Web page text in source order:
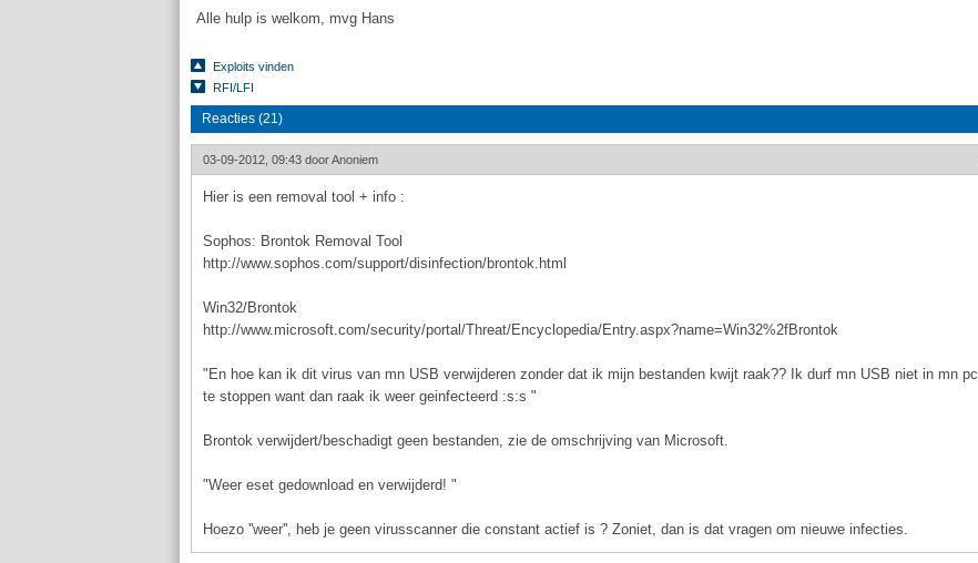
Alle hulp is welkom, mvg Hans
Exploits vinden
RFI/LFI
Reacties (21)
03-09-2012, 09:43 doorAnoniem
Hier is een removal tool + info :
Sophos: Brontok Removal Tool
http://www.sophos.com/support/disinfection/brontok.html
Win32/Brontok
http://www.microsoft.com/security/portal/Threat/Encyclopedia/Entry.aspx?name=Win32%2fBrontok
"En hoe kan ik dit virus van mn USB verwijderen zonder dat ik mijn bestanden kwijt raak?? Ik durf mn USB niet in mn pc
te stoppen want dan raak ik weer geinfecteerd :s:s "
Brontok verwijdert/beschadigt geen bestanden, zie de omschrijving van Microsoft.
"Weer eset gedownload en verwijderd! "
Hoezo ''weer'', heb je geen virusscanner die constant actief is ? Zoniet, dan is dat vragen om nieuwe infecties.